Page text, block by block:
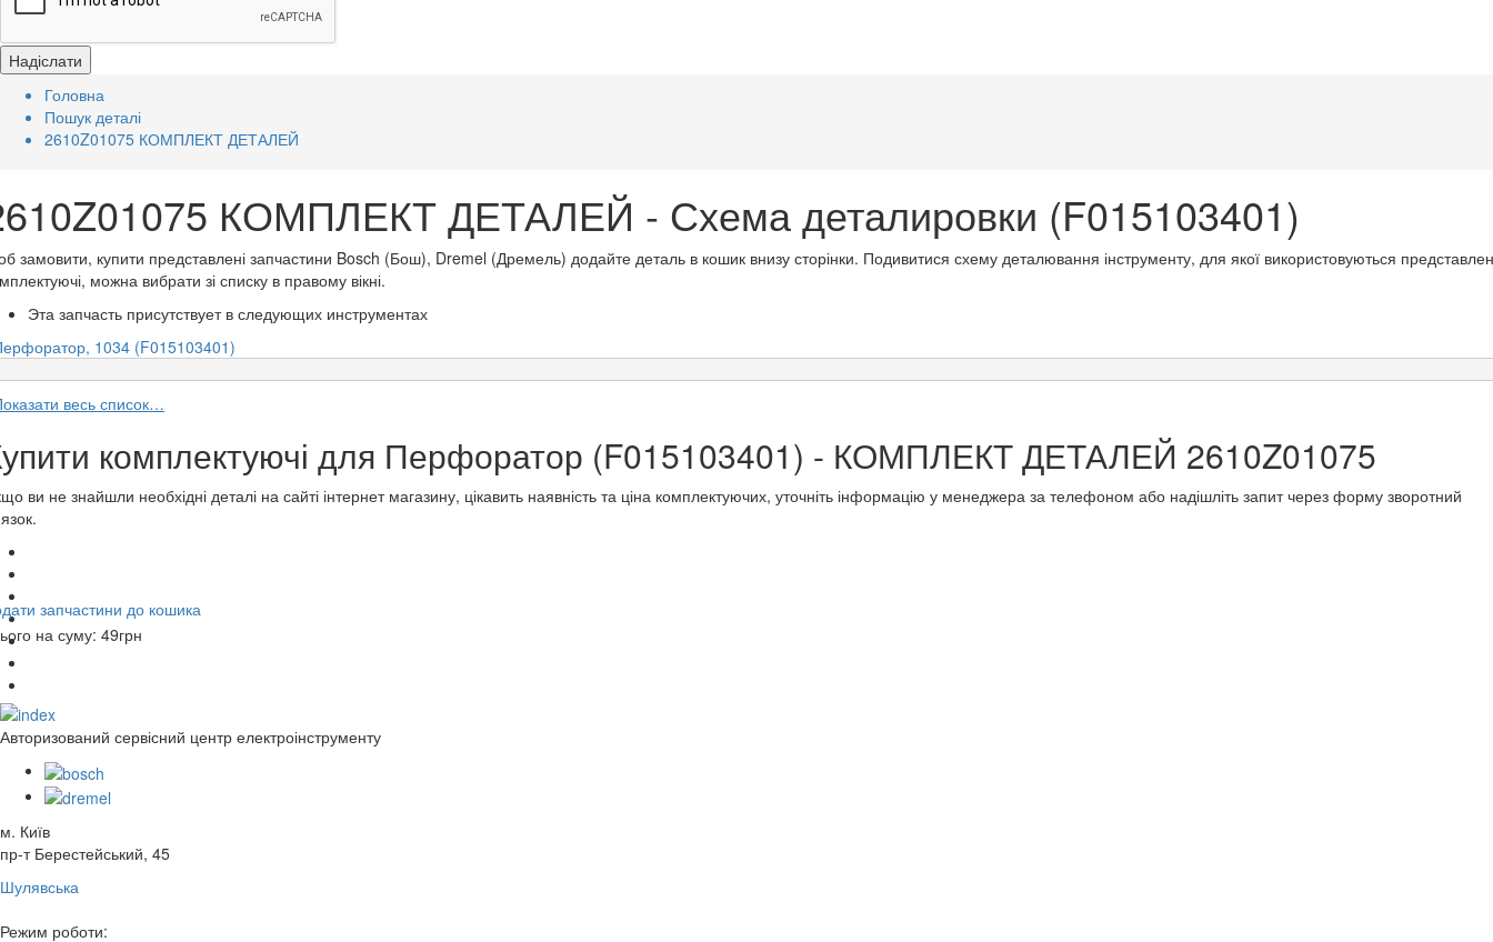
Головна
Пошук деталі
2610Z01075 КОМПЛЕКТ ДЕТАЛЕЙ
КОМПЛЕКТ ДЕТАЛЕЙ - Схема деталировки (F015103401)
замовити, купити представлені запчастини Bosch (Бош), Dremel (Дремель) додайте деталь в кошик внизу сторінки. Подивитися схему деталювання інструменту, для якої використовуються
можна вибрати зі списку в правому вікні.
Эта запчасть присутствует в следующих инструментах
1034 (F015103401)
весь список…
комплектуючі для Перфоратор (F015103401) - КОМПЛЕКТ ДЕТАЛЕЙ 2610Z01075
ви не знайшли необхідні деталі на сайті інтернет магазину, цікавить наявність та ціна комплектуючих, уточніть інформацію у менеджера за телефоном або надішліть запит через форму зворотний
запчастини до кошика
на суму: 49грн
Авторизований сервісний центр електроінструменту
м. Київ
пр-т Берестейський, 45
Шулявська
Режим роботи: